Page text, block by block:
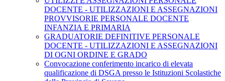
DOCENTE - UTILIZZAZIONI E ASSEGNAZIONI
PROVVISORIE PERSONALE DOCENTE
INFANZIA E PRIMARIA
GRADUATORIE DEFINITIVE PERSONALE
DOCENTE - UTILIZZAZIONI E ASSEGNAZIONI
DI OGNI ORDINE E GRADO
Convocazione conferimento incarico di elevata
qualificazione di DSGA presso le Istituzioni Scolastiche